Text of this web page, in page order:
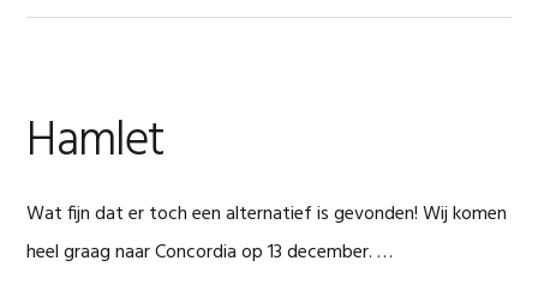
Hamlet
Wat fijn dat er toch een alternatief is gevonden! Wij komen
heel graag naar Concordia op 13 december. …